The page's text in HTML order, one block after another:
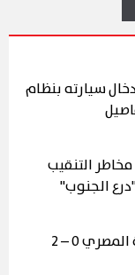
سيارته بنظام
التنقيب
الجنوب"
شاهد فيديو أهداف مباراة المصري 0 – 2